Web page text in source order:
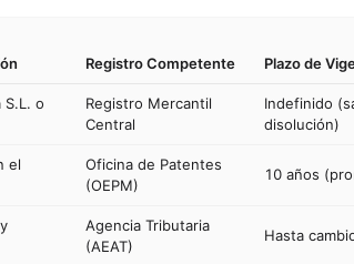
Registro Competente Plazo de
S.L. o
Registro Mercantil
Central
Indefinido
disolución)
el
Oficina de Patentes
(OEPM)
10 años
Agencia Tributaria
(AEAT)
Hasta